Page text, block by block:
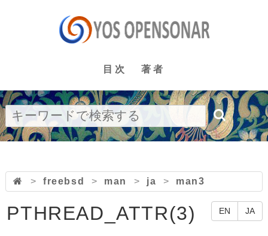
目次 著者
> freebsd > man > ja > man3
EN JA
PTHREAD_ATTR(3)